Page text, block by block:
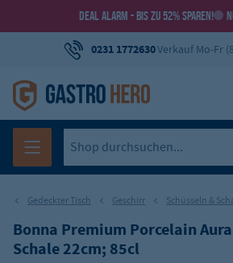
DEAL ALARM - BIS ZU 52% SPAREN!
0231 1772630Verkauf Mo-Fr
Gedeckter Tisch Geschirr Schüsseln &
Bonna Premium Porcelain
Schale 22cm; 85cl